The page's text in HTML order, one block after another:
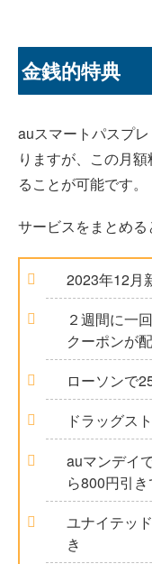
金銭的特典
auスマートパスプ
りますが、この月
ることが可能です。
サービスをまとめる
2023年12月
２週間に一
クーポンが
ローソンで
ドラッグス
auマンデイ
ら800円引
ユナイテッ
き